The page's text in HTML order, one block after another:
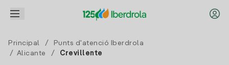
Principal /
Punts d'atenció Iberdrola
/ Alicante / Crevillente